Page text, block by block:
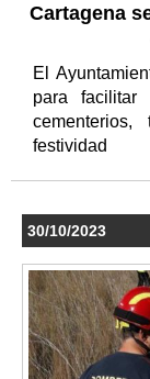
Cartagena
El
para
festividad
30/10/2023